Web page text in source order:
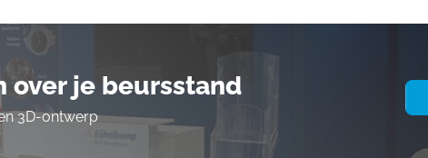
over je beursstand
3D-ontwerp